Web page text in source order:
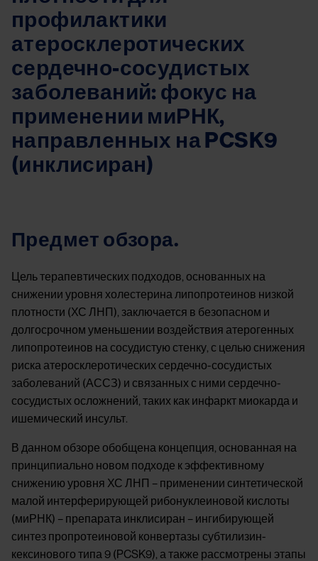
профилактики
атеросклеротических
сердечно-сосудистых
заболеваний: фокус на
применении миРНК,
направленных на PCSK9
(инклисиран)
Предмет обзора.
Цель терапевтических подходов, основанных на
снижении уровня холестерина липопротеинов низкой
плотности (ХС ЛНП), заключается в безопасном и
долгосрочном уменьшении воздействия атерогенных
липопротеинов на сосудистую стенку, с целью снижения
риска атеросклеротических сердечно-сосудистых
заболеваний (АССЗ) и связанных с ними сердечно-
сосудистых осложнений, таких как инфаркт миокарда и
ишемический инсульт.
В данном обзоре обобщена концепция, основанная на
принципиально новом подходе к эффективному
снижению уровня ХС ЛНП – применении синтетической
малой интерферирующей рибонуклеиновой кислоты
(миРНК) – препарата инклисиран – ингибирующей
синтез пропротеиновой конвертазы субтилизин-
кексинового типа 9 (PCSK9), а также рассмотрены этапы